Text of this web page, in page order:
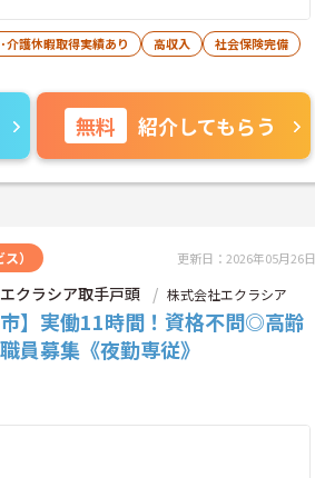
介護休暇取得実績あり 高収入
社会保険完備
無料 紹介してもらう
） 更新日：2026年05月26日
クラシア取手戸頭 株式会社エクラシア
市】実働11時間！資格不問◎高齢
員募集《夜勤専従》